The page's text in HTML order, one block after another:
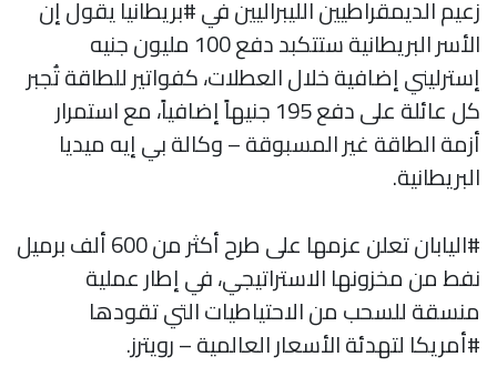
زعيم الديمقراطيين الليبراليين في #بريطانيا يقول إن
الأسر البريطانية ستتكبد دفع 100 مليون جنيه
إسترليني إضافية خلال العطلات، كفواتير للطاقة تُجبر
كل عائلة على دفع 195 جنيهاً إضافياً، مع استمرار
أزمة الطاقة غير المسبوقة – وكالة بي إيه ميديا
البريطانية.
#اليابان تعلن عزمها على طرح أكثر من 600 ألف برميل
نفط من مخزونها الاستراتيجي، في إطار عملية
منسقة للسحب من الاحتياطيات التي تقودها
#أمريكا لتهدئة الأسعار العالمية – رويترز.